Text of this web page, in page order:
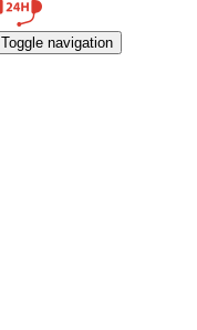
Toggle navigation